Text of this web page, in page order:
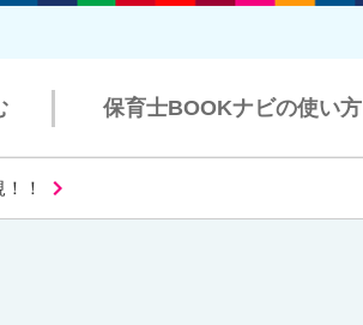
保育士BOOKナビの使い方
！